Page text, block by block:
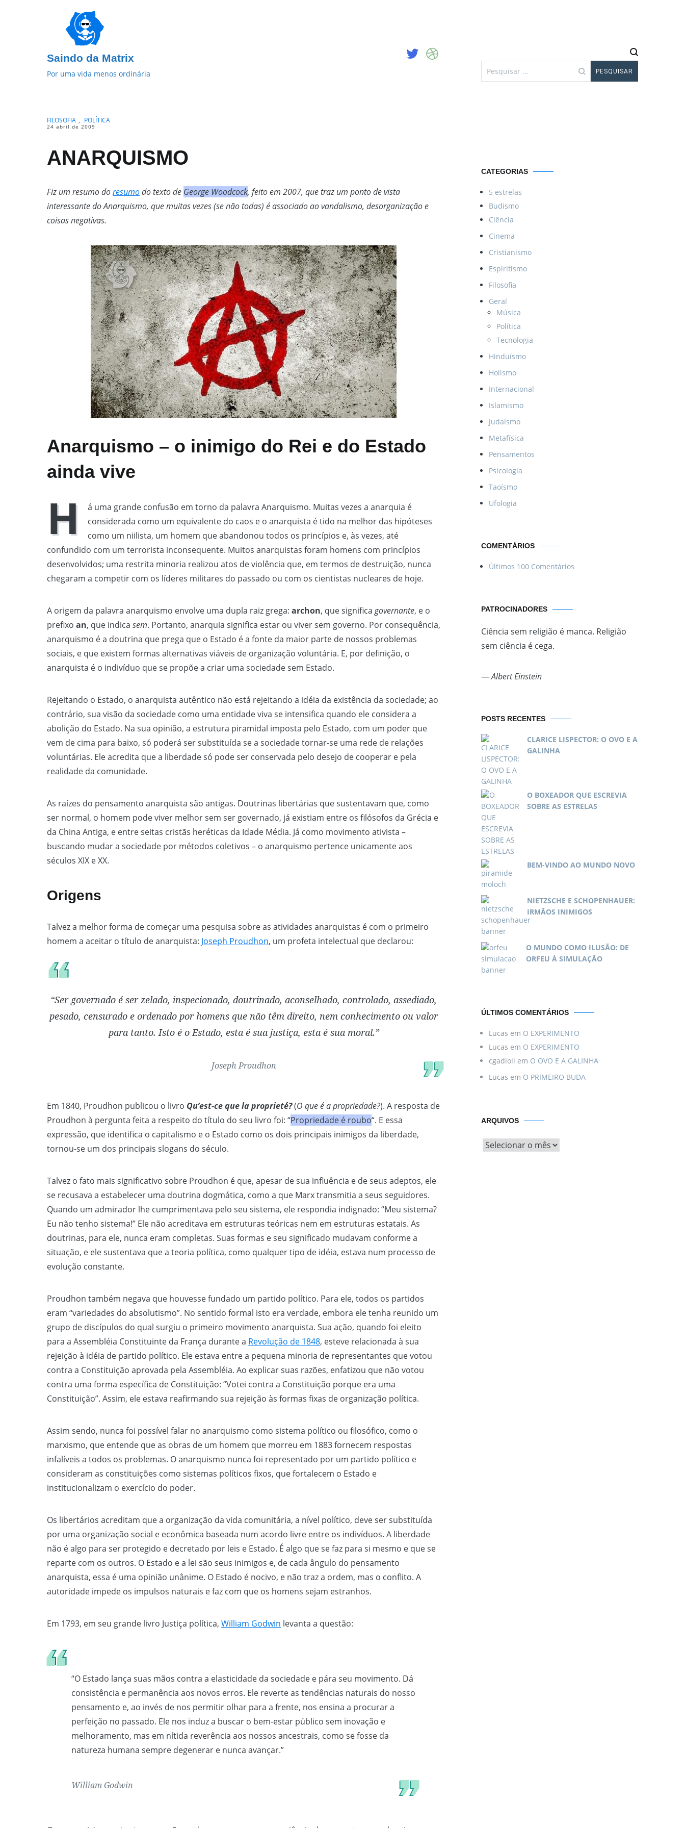
Saindo da Matrix
Por uma vida menos ordinária
FILOSOFIA , POLÍTICA
24 abril de 2009
ANARQUISMO
Fiz um resumo doresumodo texto de George Woodcock, feito em 2007, que traz um ponto de vista
interessante do Anarquismo, que muitas vezes (se não todas) é associado ao vandalismo, desorganização e
coisas negativas.
Anarquismo – o inimigo do Rei e do Estado
ainda vive
H
á uma grande confusão em torno da palavra Anarquismo. Muitas vezes a anarquia é
considerada como um equivalente do caos e o anarquista é tido na melhor das hipóteses
como um niilista, um homem que abandonou todos os princípios e, às vezes, até
confundido com um terrorista inconsequente. Muitos anarquistas foram homens com princípios
desenvolvidos; uma restrita minoria realizou atos de violência que, em termos de destruição, nunca
chegaram a competir com os líderes militares do passado ou com os cientistas nucleares de hoje.
A origem da palavra anarquismo envolve uma dupla raiz grega: archon, que significa governante, e o
prefixo an, que indica sem. Portanto, anarquia significa estar ou viver sem governo. Por consequência,
anarquismo é a doutrina que prega que o Estado é a fonte da maior parte de nossos problemas
sociais, e que existem formas alternativas viáveis de organização voluntária. E, por definição, o
anarquista é o indivíduo que se propõe a criar uma sociedade sem Estado.
Rejeitando o Estado, o anarquista autêntico não está rejeitando a idéia da existência da sociedade; ao
contrário, sua visão da sociedade como uma entidade viva se intensifica quando ele considera a
abolição do Estado. Na sua opinião, a estrutura piramidal imposta pelo Estado, com um poder que
vem de cima para baixo, só poderá ser substituída se a sociedade tornar-se uma rede de relações
voluntárias. Ele acredita que a liberdade só pode ser conservada pelo desejo de cooperar e pela
realidade da comunidade.
As raízes do pensamento anarquista são antigas. Doutrinas libertárias que sustentavam que, como
ser normal, o homem pode viver melhor sem ser governado, já existiam entre os filósofos da Grécia e
da China Antiga, e entre seitas cristãs heréticas da Idade Média. Já como movimento ativista –
buscando mudar a sociedade por métodos coletivos – o anarquismo pertence unicamente aos
séculos XIX e XX.
Origens
Talvez a melhor forma de começar uma pesquisa sobre as atividades anarquistas é com o primeiro
homem a aceitar o título de anarquista: Joseph Proudhon, um profeta intelectual que declarou:
“Ser governado é ser zelado, inspecionado, doutrinado, aconselhado, controlado, assediado,
pesado, censurado e ordenado por homens que não têm direito, nem conhecimento ou valor
para tanto. Isto é o Estado, esta é sua justiça, esta é sua moral.”
Joseph Proudhon
Em 1840, Proudhon publicou o livro Qu’est-ce que la proprieté?(O que é a propriedade?). A resposta de
Proudhon à pergunta feita a respeito do título do seu livro foi: “Propriedade é roubo“. E essa
expressão, que identifica o capitalismo e o Estado como os dois principais inimigos da liberdade,
tornou-se um dos principais slogans do século.
Talvez o fato mais significativo sobre Proudhon é que, apesar de sua influência e de seus adeptos, ele
se recusava a estabelecer uma doutrina dogmática, como a que Marx transmitia a seus seguidores.
Quando um admirador lhe cumprimentava pelo seu sistema, ele respondia indignado: “Meu sistema?
Eu não tenho sistema!” Ele não acreditava em estruturas teóricas nem em estruturas estatais. As
doutrinas, para ele, nunca eram completas. Suas formas e seu significado mudavam conforme a
situação, e ele sustentava que a teoria política, como qualquer tipo de idéia, estava num processo de
evolução constante.
Proudhon também negava que houvesse fundado um partido político. Para ele, todos os partidos
eram “variedades do absolutismo”. No sentido formal isto era verdade, embora ele tenha reunido um
grupo de discípulos do qual surgiu o primeiro movimento anarquista. Sua ação, quando foi eleito
para a Assembléia Constituinte da França durante a Revolução de 1848, esteve relacionada à sua
rejeição à idéia de partido político. Ele estava entre a pequena minoria de representantes que votou
contra a Constituição aprovada pela Assembléia. Ao explicar suas razões, enfatizou que não votou
contra uma forma específica de Constituição: “Votei contra a Constituição porque era uma
Constituição”. Assim, ele estava reafirmando sua rejeição às formas fixas de organização política.
Assim sendo, nunca foi possível falar no anarquismo como sistema político ou filosófico, como o
marxismo, que entende que as obras de um homem que morreu em 1883 fornecem respostas
infalíveis a todos os problemas. O anarquismo nunca foi representado por um partido político e
consideram as constituições como sistemas políticos fixos, que fortalecem o Estado e
institucionalizam o exercício do poder.
Os libertários acreditam que a organização da vida comunitária, a nível político, deve ser substituída
por uma organização social e econômica baseada num acordo livre entre os indivíduos. A liberdade
não é algo para ser protegido e decretado por leis e Estado. É algo que se faz para si mesmo e que se
reparte com os outros. O Estado e a lei são seus inimigos e, de cada ângulo do pensamento
anarquista, essa é uma opinião unânime. O Estado é nocivo, e não traz a ordem, mas o conflito. A
autoridade impede os impulsos naturais e faz com que os homens sejam estranhos.
Em 1793, em seu grande livro Justiça política, William Godwin levanta a questão:
“O Estado lança suas mãos contra a elasticidade da sociedade e pára seu movimento. Dá
consistência e permanência aos novos erros. Ele reverte as tendências naturais do nosso
pensamento e, ao invés de nos permitir olhar para a frente, nos ensina a procurar a
perfeição no passado. Ele nos induz a buscar o bem-estar público sem inovação e
melhoramento, mas em nítida reverência aos nossos ancestrais, como se fosse da
natureza humana sempre degenerar e nunca avançar.”
William Godwin
Pesquisar
por:
CATEGORIAS
5 estrelas
Budismo
Ciência
Cinema
Cristianismo
Espiritismo
Filosofia
Geral
Música
Política
Tecnologia
Hinduísmo
Holismo
Internacional
Islamismo
Judaísmo
Metafísica
Pensamentos
Psicologia
Taoísmo
Ufologia
COMENTÁRIOS
Últimos 100 Comentários
PATROCINADORES
Ciência sem religião é manca. Religião
sem ciência é cega.
—Albert Einstein
POSTS RECENTES
CLARICE LISPECTOR: O OVO E A
GALINHA
O BOXEADOR QUE ESCREVIA
SOBRE AS ESTRELAS
BEM-VINDO AO MUNDO NOVO
NIETZSCHE E SCHOPENHAUER:
IRMÃOS INIMIGOS
O MUNDO COMO ILUSÃO: DE
ORFEU À SIMULAÇÃO
ÚLTIMOS COMENTÁRIOS
Lucas em O EXPERIMENTO
Lucas em O EXPERIMENTO
cgadioli em O OVO E A GALINHA
Lucas em O PRIMEIRO BUDA
ARQUIVOS Arquivos